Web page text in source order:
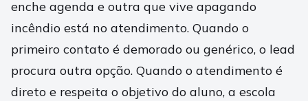
enche agenda e outra que vive apagando
incêndio está no atendimento. Quando o
primeiro contato é demorado ou genérico, o lead
procura outra opção. Quando o atendimento é
direto e respeita o objetivo do aluno, a escola